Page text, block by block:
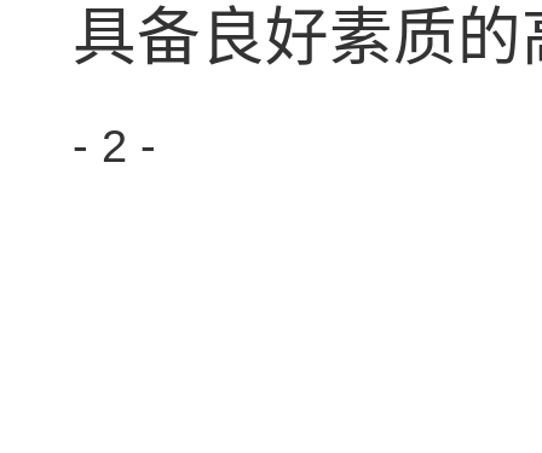
具备良好素质
- 2 -